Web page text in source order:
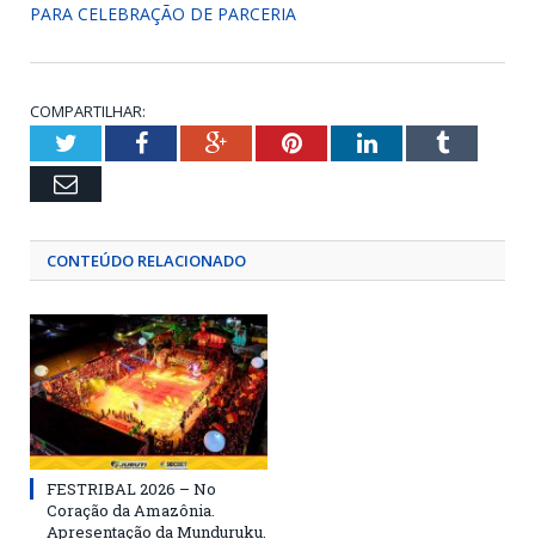
PARA CELEBRAÇÃO DE PARCERIA
COMPARTILHAR:
TwitterFacebookGoogle+PinterestLinkedInTumblr
Email
CONTEÚDO RELACIONADO
FESTRIBAL 2026 – No
Coração da Amazônia.
Apresentação da Munduruku.